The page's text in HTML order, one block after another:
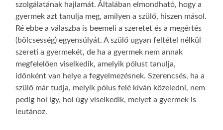
szolgálatának hajlamát. Általában elmondható, hogy a
gyermek azt tanulja meg, amilyen a szülő, hiszen másol.
Ré ebbe a válaszba is beemeli a szeretet és a megértés
(bölcsesség) egyensúlyát. A szülő ugyan feltétel nélkül
szereti a gyermekét, de ha a gyermek nem annak
megfelelően viselkedik, amelyik pólust tanulja,
időnként van helye a fegyelmezésnek. Szerencsés, ha a
szülő már tudja, melyik pólus felé kíván közeledni, nem
pedig hol így, hol úgy viselkedik, melyet a gyermek is
leutánoz.